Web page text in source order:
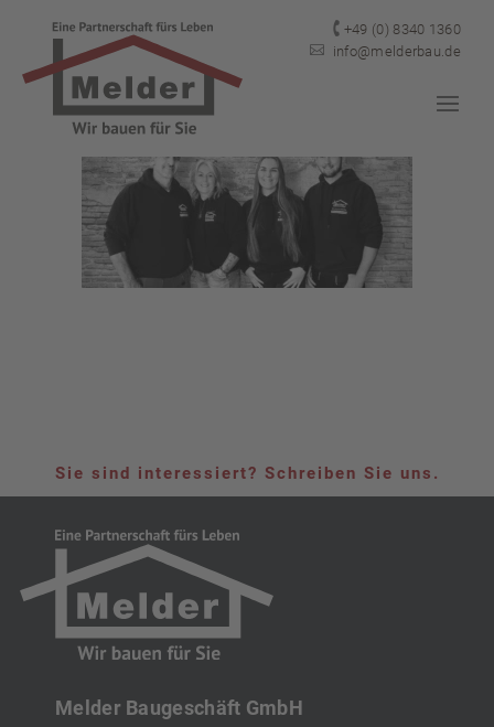
+49 (0) 8340 1360
 info@melderbau.de
Sie sind interessiert? Schreiben Sie uns.
Melder Baugeschäft GmbH